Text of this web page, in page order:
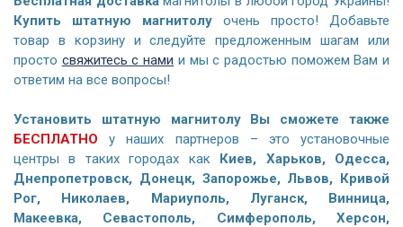
Купить штатную магнитолу очень просто! Добавьте
товар в корзину и следуйте предложенным шагам или
просто свяжитесь с нами и мы с радостью поможем Вам и
ответим на все вопросы!
Установить штатную магнитолу Вы сможете также
БЕСПЛАТНО у наших партнеров – это установочные
центры в таких городах как Киев, Харьков, Одесса,
Днепропетровск, Донецк, Запорожье, Львов, Кривой
Рог, Николаев, Мариуполь, Луганск, Винница,
Макеевка, Севастополь, Симферополь, Херсон,